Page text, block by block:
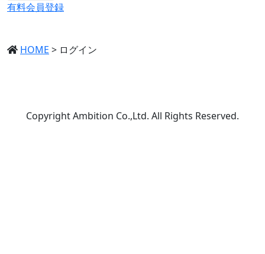
有料会員登録
HOME > ログイン
Copyright Ambition Co.,Ltd. All Rights Reserved.